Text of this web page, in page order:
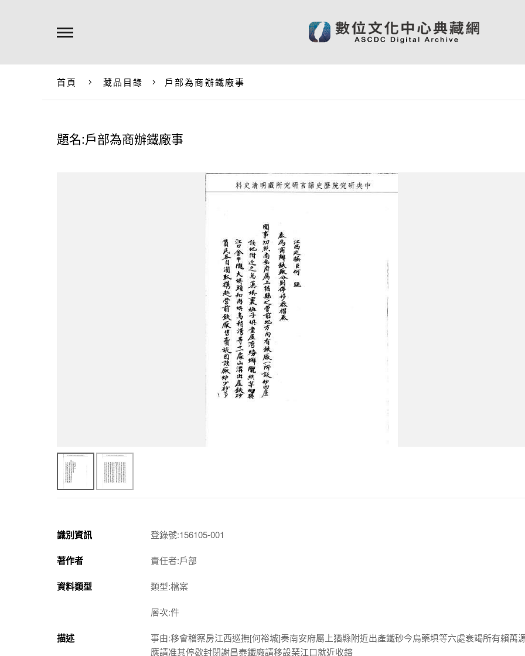
首頁 藏品目錄 戶部為商辦鐵廠事
題名:戶部為商辦鐵廠事
識別資訊 登錄號:156105-001
著作者 責任者:戶部
資料類型 類型:檔案
層次:件
描述
事由:移會稽察房江西巡撫[何裕城]奏南安府屬上猶縣附近出產鐵砂今烏藥埧等六處衰竭所有賴萬
應請准其停歇封閉謝昌泰鐵廠請移設琹江口就近收鎔